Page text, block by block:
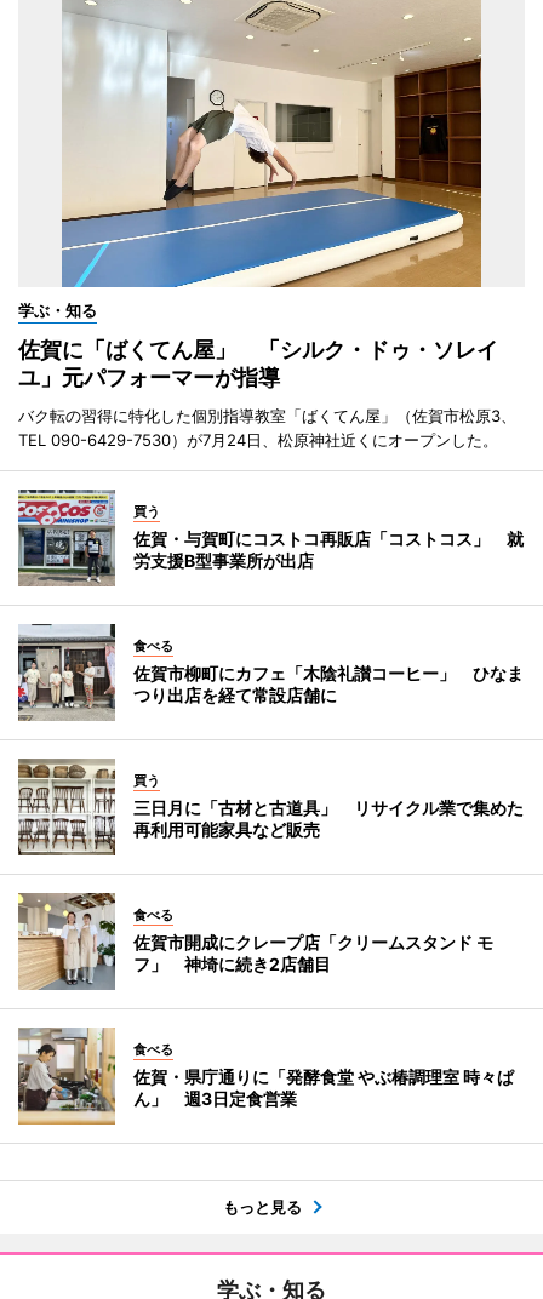
学ぶ・知る
佐賀に「ばくてん屋」 「シルク・ドゥ・ソレイ
ユ」元パフォーマーが指導
バク転の習得に特化した個別指導教室「ばくてん屋」（佐賀市松原3、
TEL 090-6429-7530）が7月24日、松原神社近くにオープンした。
買う
佐賀・与賀町にコストコ再販店「コストコス」 就
労支援B型事業所が出店
食べる
佐賀市柳町にカフェ「木陰礼讃コーヒー」 ひなま
つり出店を経て常設店舗に
買う
三日月に「古材と古道具」 リサイクル業で集めた
再利用可能家具など販売
食べる
佐賀市開成にクレープ店「クリームスタンド モ
フ」 神埼に続き2店舗目
食べる
佐賀・県庁通りに「発酵食堂 やぶ椿調理室 時々ぱ
ん」 週3日定食営業
もっと見る
学ぶ・知る